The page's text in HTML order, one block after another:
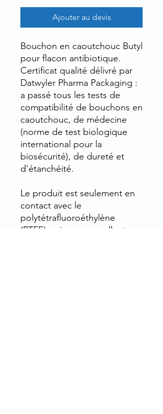
Ajouter au devis
Bouchon en caoutchouc Butyl
pour flacon antibiotique.
Certificat qualité délivré par
Datwyler Pharma Packaging :
a passé tous les tests de
compatibilité de bouchons en
caoutchouc, de médecine
(norme de test biologique
international pour la
biosécurité), de dureté et
d'étanchéité.
Le produit est seulement en
contact avec le
polytétrafluoroéthylène
(PTFE) qui a une excellente